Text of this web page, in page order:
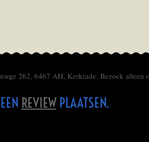
262, 6467 AH, Kerkrade. Bezoek alleen
REVIEWPLAATSEN.